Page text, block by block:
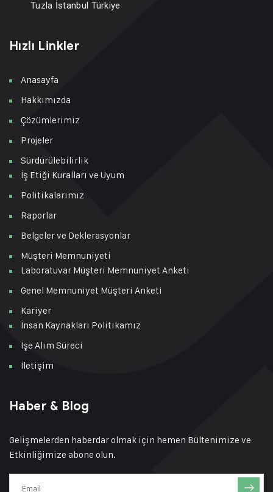
Tuzla İstanbul Türkiye
Hızlı Linkler
Anasayfa
Hakkımızda
Çözümlerimiz
Projeler
Sürdürülebilirlik
İş Etiği Kuralları ve Uyum
Politikalarımız
Raporlar
Belgeler ve Deklerasyonlar
Müşteri Memnuniyeti
Laboratuvar Müşteri Memnuniyet Anketi
Genel Memnuniyet Müşteri Anketi
Kariyer
İnsan Kaynakları Politikamız
İşe Alım Süreci
İletişim
Haber & Blog
Gelişmelerden haberdar olmak için hemen Bültenimize ve
Etkinliğimize abone olun.